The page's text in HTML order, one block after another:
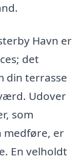
Havn er
det
din terrasse
Udover
som
medføre, er
En velholdt